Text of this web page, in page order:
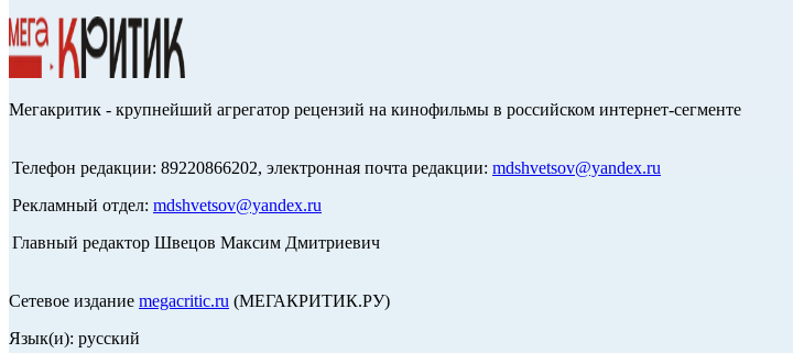
Мегакритик - крупнейший агрегатор рецензий на кинофильмы в российском интернет-сегменте
Телефон редакции: 89220866202, электронная почта редакции: mdshvetsov@yandex.ru
Рекламный отдел: mdshvetsov@yandex.ru
Главный редактор Швецов Максим Дмитриевич
Сетевое издание megacritic.ru (МЕГАКРИТИК.РУ)
Язык(и): русский